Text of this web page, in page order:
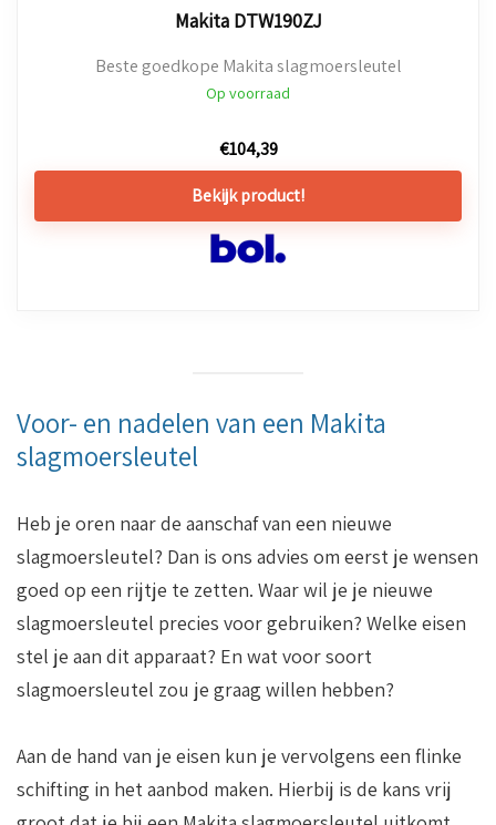
Makita DTW190ZJ
Beste goedkope Makita slagmoersleutel
Op voorraad
€104,39
Bekijk product!
Voor- en nadelen van een Makita
slagmoersleutel
Heb je oren naar de aanschaf van een nieuwe
slagmoersleutel? Dan is ons advies om eerst je wensen
goed op een rijtje te zetten. Waar wil je je nieuwe
slagmoersleutel precies voor gebruiken? Welke eisen
stel je aan dit apparaat? En wat voor soort
slagmoersleutel zou je graag willen hebben?
Aan de hand van je eisen kun je vervolgens een flinke
schifting in het aanbod maken. Hierbij is de kans vrij